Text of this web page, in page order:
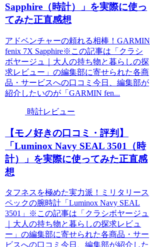
Sapphire（時計）」を実際に使っ
てみた正直感想
アドベンチャーの頼れる相棒！GARMIN
fenix 7X Sapphire※この記事は「クラシ
ボヤージュ｜大人の持ち物と暮らしの探
求レビュー」の編集部に寄せられた各商
品・サービスへの口コミ今日、編集部が
紹介したいのが「GARMIN fen...
時計レビュー
【モノ好きの口コミ・評判】
「Luminox Navy SEAL 3501（時
計）」を実際に使ってみた正直感
想
タフネスを極めた実力派！ミリタリース
ペックの腕時計「Luminox Navy SEAL
3501」※この記事は「クラシボヤージュ
｜大人の持ち物と暮らしの探求レビュ
ー」の編集部に寄せられた各商品・サー
ビスへの口コミ今日、編集部が紹介した